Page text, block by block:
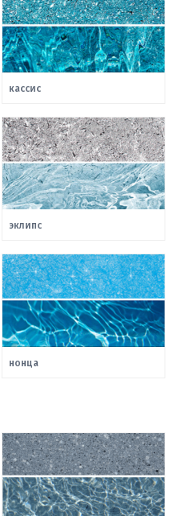
кассис
эклипс
нонца